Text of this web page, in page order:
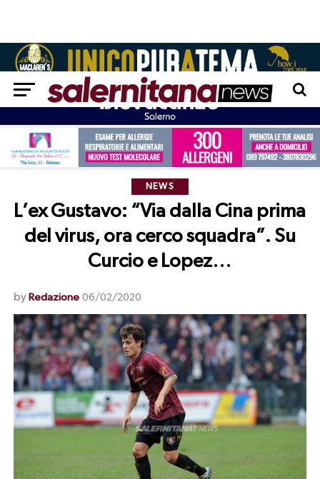
NEWS
L’ex Gustavo: “Via dalla Cina prima
del virus, ora cerco squadra”. Su
Curcio e Lopez…
by Redazione 06/02/2020